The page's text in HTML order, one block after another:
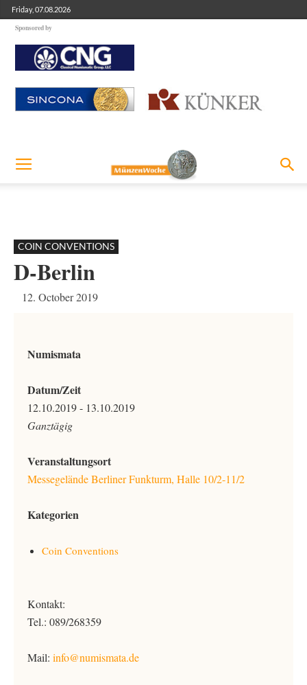
Friday, 07.08.2026
Sponsored by
COIN CONVENTIONS
D-Berlin
12. October 2019
Numismata
Datum/Zeit
12.10.2019 - 13.10.2019
Ganztägig
Veranstaltungsort
Messegelände Berliner Funkturm, Halle 10/2-11/2
Kategorien
Coin Conventions
Kontakt:
Tel.: 089/268359
Mail: info@numismata.de